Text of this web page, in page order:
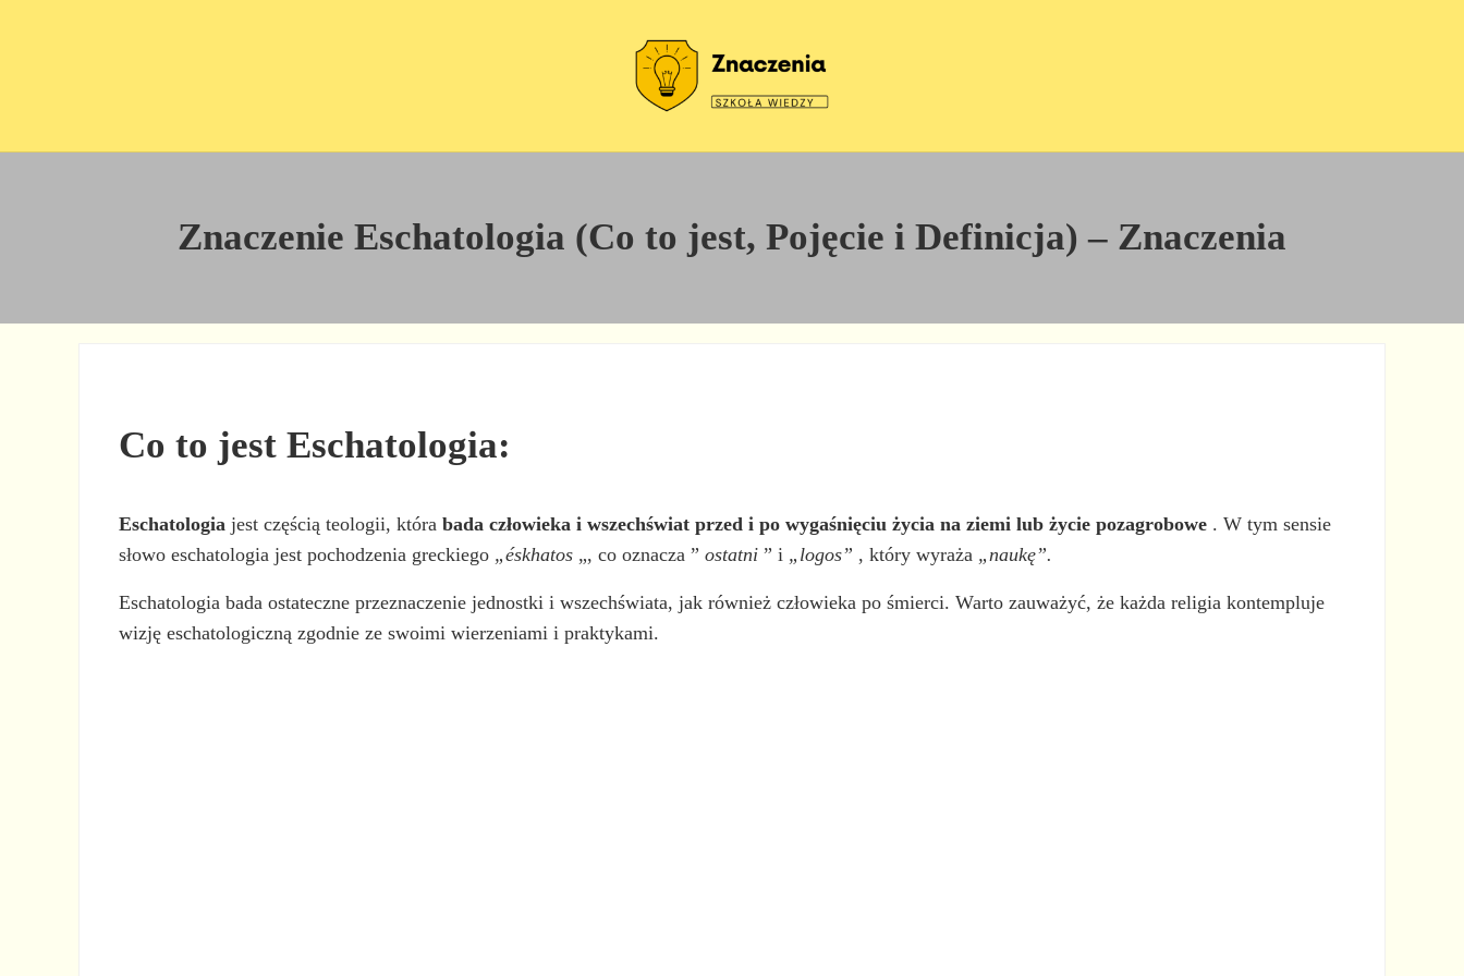
Znaczenie Eschatologia (Co to jest, Pojęcie i Definicja) – Znaczenia
Co to jest Eschatologia:
Eschatologia jest częścią teologii, którabada człowieka i wszechświat przed i po wygaśnięciu życia na ziemi lub życie pozagrobowe . W tym sensie
słowo eschatologia jest pochodzenia greckiego „éskhatos „, co oznacza ”ostatni ” i „logos” , który wyraża „naukę”.
Eschatologia bada ostateczne przeznaczenie jednostki i wszechświata, jak również człowieka po śmierci. Warto zauważyć, że każda religia kontempluje
wizję eschatologiczną zgodnie ze swoimi wierzeniami i praktykami.